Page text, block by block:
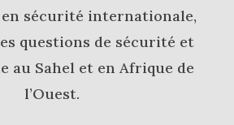
sécurité internationale,
questions de sécurité et
au Sahel et en Afrique de
l’Ouest.